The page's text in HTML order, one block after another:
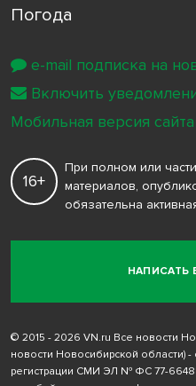
Погода
НАПИСАТЬ
16+
При полном или
материалов,
обязательна
© 2015 - 2026 VN.ru Все новости
новости Новосибирской области)
регистрации СМИ ЭЛ № ФС 77-
e-mail подписка на
Включить
Мобильная версия сайта